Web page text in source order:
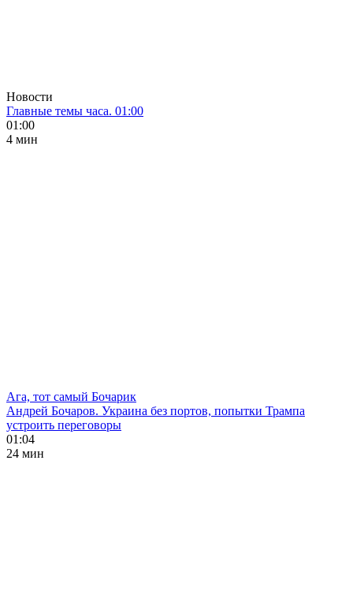
Новости
Главные темы часа. 01:00
01:00
4 мин
Ага, тот самый Бочарик
Андрей Бочаров. Украина без портов, попытки Трампа
устроить переговоры
01:04
24 мин